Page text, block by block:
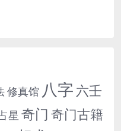
修真馆 八字 六壬
星 奇门 奇门古籍